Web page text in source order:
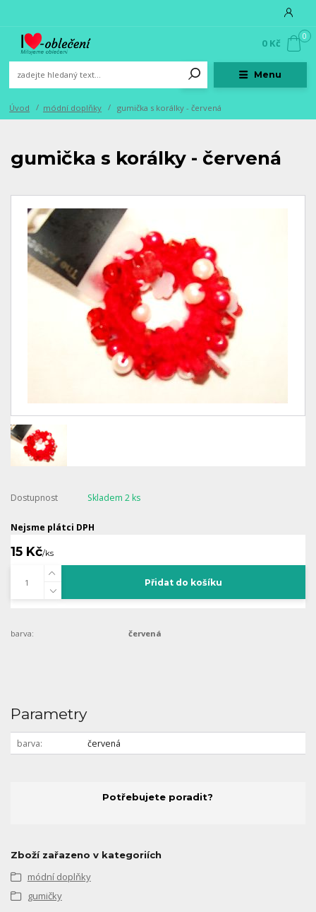
Menu
0
0 Kč
Úvod módní doplňky gumička s korálky - červená
gumička s korálky - červená
Dostupnost Skladem 2 ks
Nejsme plátci DPH
15 Kč/ks
Přidat do košíku
barva: červená
Parametry
barva červená
Potřebujete poradit?
Zboží zařazeno v kategoriích
módní doplňky
gumičky